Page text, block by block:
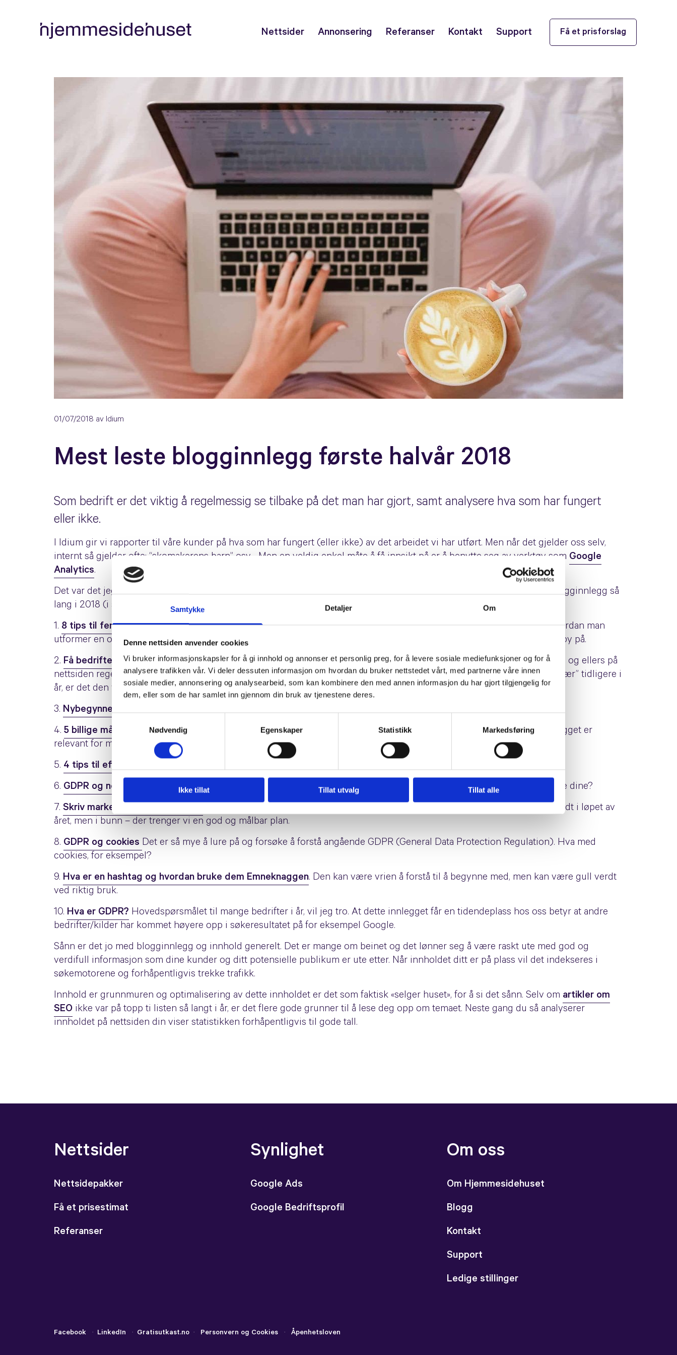
Samtykke Detaljer Om
Denne nettsiden anvender cookies
Vi bruker informasjonskapsler for å gi innhold og annonser et personlig preg, for å levere sosiale mediefunksjoner og for å
analysere trafikken vår. Vi deler dessuten informasjon om hvordan du bruker nettstedet vårt, med partnerne våre innen
sosiale medier, annonsering og analysearbeid, som kan kombinere den med annen informasjon du har gjort tilgjengelig for
dem, eller som de har samlet inn gjennom din bruk av tjenestene deres.
Samtykkevalg
Nødvendig
Egenskaper Statistikk Markedsføring
Ikke tillat Tillat utvalg Tillat alle
Få et prisforslag
Nettsider Annonsering Referanser Kontakt Support
01/07/2018 av Idium
Mest leste blogginnlegg første halvår 2018
Som bedrift er det viktig å regelmessig se tilbake på det man har gjort, samt analysere hva som har fungert
eller ikke.
I Idium gir vi rapporter til våre kunder på hva som har fungert (eller ikke) av det arbeidet vi har utført. Men når det gjelder oss selv,
internt så gjelder ofte; “skomakerens barn” osv… Men en veldig enkel måte å få innsikt på er å benytte seg av verktøy som Google
Analytics.
Det var det jeg gjorde for å finne ut hva som har interessert våre lesere det siste halvåret. Og her er våre ti mest leste blogginnlegg så
lang i 2018 (i synkende rekkefølge):
1. 8 tips til fengende overskrifterI dette innlegget, som tydeligvis traff en nerve blant Googles søkere, er fokuset på hvordan man
utformer en overskrift som får folk til å klikke. Vi vil alle ha trafikk til nettsidene våre slik at vi kan vise frem hva vi har å by på.
2. Få bedriften din på Facebook på 5 minutterOpprinnelig et innlegg fra 2014, men vi oppdatere innholdet vårt på blogg og ellers på
nettsiden regelmessig, slik at innholdet er relevant. Og Facebook; alltid relevant. Selv etter at Facebook var “ute i hardt vær” tidligere i
år, er det den viktigste kanalen for veldig mange bedrifter som ønsker å nå sin målgruppe.
3. Nybegynnerguide: 5 enkle Facebook-tips for bedrifterSe der ja, enda en artikkel om Facebook på topp ti.
4. 5 billige måter du kan markedsføre deg på
Vi vil jo alle få mest mulig ut av hver markedsføringskrone, så dette innlegget er
relevant for mange.
5. 4 tips til effektiv markedsføring
6. GDPR og nettsider Høyaktueltfor alle bedrifter i år; EUs nye personvernlov. Hvordan påvirker det egentlig nettsidene dine?
7. Skriv markedsplan for bedriften
Like viktig hvert år. Vi må følge med i den raske utviklingen og kunne slenge oss rundt i løpet av
året, men i bunn – der trenger vi en god og målbar plan.
8. GDPR og cookies Det er så mye å lure på og forsøke å forstå angående GDPR (General Data Protection Regulation). Hva med
cookies, for eksempel?
9. Hva er en hashtag og hvordan bruke dem Emneknaggen. Den kan være vrien å forstå til å begynne med, men kan være gull verdt
ved riktig bruk.
10. Hva er GDPR? Hovedspørsmålet til mange bedrifter i år, vil jeg tro. At dette innlegget får en tidendeplass hos oss betyr at andre
bedrifter/kilder har kommet høyere opp i søkeresultatet på for eksempel Google.
Sånn er det jo med blogginnlegg og innhold generelt. Det er mange om beinet og det lønner seg å være raskt ute med god og
verdifull informasjon som dine kunder og ditt potensielle publikum er ute etter. Når innholdet ditt er på plass vil det indekseres i
søkemotorene og forhåpentligvis trekke trafikk.
Innhold er grunnmuren og optimalisering av dette innholdet er det som faktisk «selger huset», for å si det sånn. Selv om artikler om
SEO ikke var på topp ti listen så langt i år, er det flere gode grunner til å lese deg opp om temaet. Neste gang du så analyserer
innholdet på nettsiden din viser statistikken forhåpentligvis til gode tall.
Nettsider
Nettsidepakker
Få et prisestimat
Referanser
Synlighet
Google Ads
Google Bedriftsprofil
Om oss
Om Hjemmesidehuset
Blogg
Kontakt
Support
Ledige stillinger
Facebook · LinkedIn · Gratisutkast.no · Personvern og Cookies · Åpenhetsloven